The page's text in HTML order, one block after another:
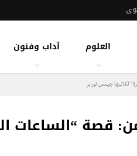
العلوم آداب وفنون
لكاتبها جيمس ثوربر
قصة “الساعات